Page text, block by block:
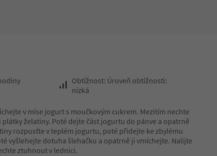
Obtížnost: Úroveň obtížnosti:
nízká
v míse jogurt s moučkovým cukrem. Mezitím nechte
želatiny. Poté dejte část jogurtu do pánve a opatrně
rozpusťte v teplém jogurtu, poté přidejte ke zbylému
vyšlehejte dotuha šlehačku a opatrně ji vmíchejte. Nalijte
ztuhnout v lednici.